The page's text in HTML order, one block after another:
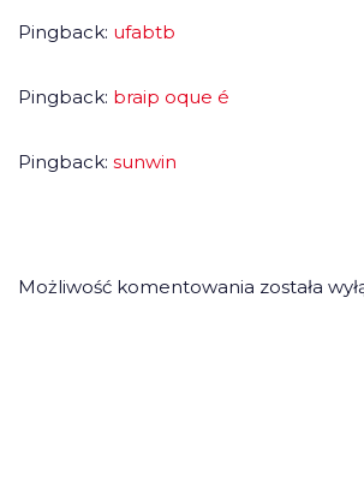
Pingback: ufabtb
Pingback: braip oque é
Pingback: sunwin
Możliwość komentowania została